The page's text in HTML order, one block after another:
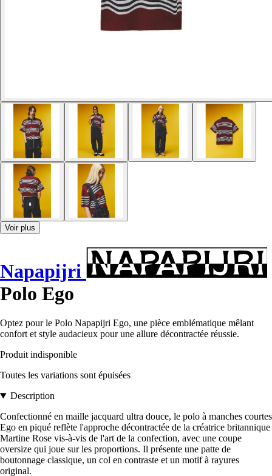
Voir plus
Napapijri
Polo Ego
Optez pour le Polo Napapijri Ego, une pièce emblématique mêlant
confort et style audacieux pour une allure décontractée réussie.
Produit indisponible
Toutes les variations sont épuisées
Description
Confectionné en maille jacquard ultra douce, le polo à manches courtes
Ego en piqué reflète l'approche décontractée de la créatrice britannique
Martine Rose vis-à-vis de l'art de la confection, avec une coupe
oversize qui joue sur les proportions. Il présente une patte de
boutonnage classique, un col en contraste et un motif à rayures
original.